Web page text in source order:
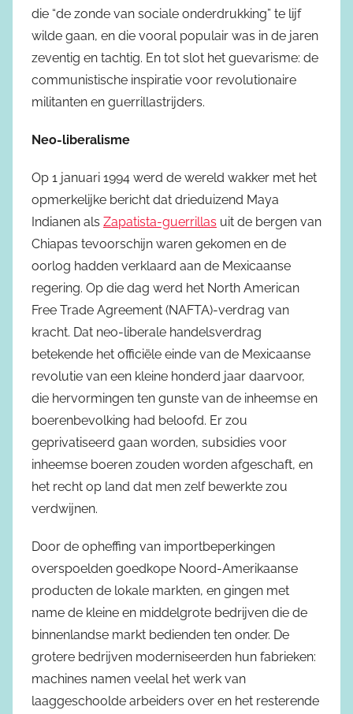
die “de zonde van sociale onderdrukking” te lijf
wilde gaan, en die vooral populair was in de jaren
zeventig en tachtig. En tot slot het guevarisme: de
communistische inspiratie voor revolutionaire
militanten en guerrillastrijders.
Neo-liberalisme
Op 1 januari 1994 werd de wereld wakker met het
opmerkelijke bericht dat drieduizend Maya
Indianen als Zapatista-guerrillas uit de bergen van
Chiapas tevoorschijn waren gekomen en de
oorlog hadden verklaard aan de Mexicaanse
regering. Op die dag werd het North American
Free Trade Agreement (NAFTA)-verdrag van
kracht. Dat neo-liberale handelsverdrag
betekende het officiële einde van de Mexicaanse
revolutie van een kleine honderd jaar daarvoor,
die hervormingen ten gunste van de inheemse en
boerenbevolking had beloofd. Er zou
geprivatiseerd gaan worden, subsidies voor
inheemse boeren zouden worden afgeschaft, en
het recht op land dat men zelf bewerkte zou
verdwijnen.
Door de opheffing van importbeperkingen
overspoelden goedkope Noord-Amerikaanse
producten de lokale markten, en gingen met
name de kleine en middelgrote bedrijven die de
binnenlandse markt bedienden ten onder. De
grotere bedrijven moderniseerden hun fabrieken:
machines namen veelal het werk van
laaggeschoolde arbeiders over en het resterende